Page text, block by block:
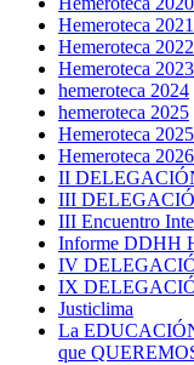
Hemeroteca 2021
Hemeroteca 2022
Hemeroteca 2023
hemeroteca 2024
hemeroteca 2025
Hemeroteca
Hemeroteca 2026
II
III
III Encuentro
Informe DDHH
IV
IX
Justiclima
La
que